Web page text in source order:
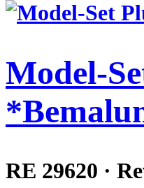
Model-
RE 29620 ·